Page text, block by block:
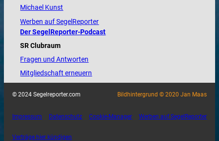
Michael Kunst
Werben auf SegelReporter
Der SegelReporter-Podcast
SR Clubraum
Fragen und Antworten
Mitgliedschaft erneuern
© 2024 Segelreporter.com Bildhintergrund © 2020 Jan Maas
Impressum Datenschutz Cookie-Manager Werben auf SegelReporter
Verträge hier kündigen